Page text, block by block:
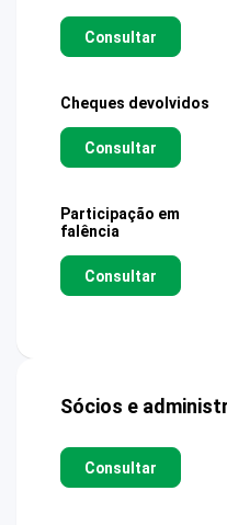
Consultar
Cheques devolvidos
Consultar
Participação em
falência
Consultar
Sócios e
Consultar